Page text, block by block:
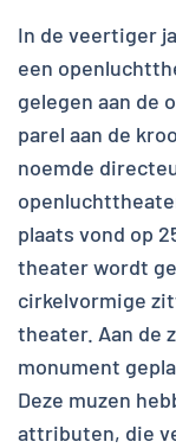
In de veertiger
een
gelegen aan de
parel aan de
noemde
plaats vond op
theater wordt
cirkelvormige
theater. Aan de
monument
Deze muzen
attributen, die